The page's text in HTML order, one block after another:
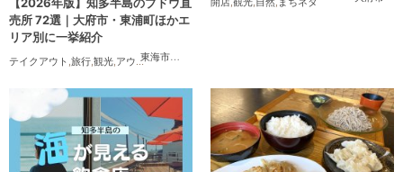
東海市
,大府市
売所 72選｜大府市・東浦町ほかエ
リア別に一挙紹介
テイクアウト ,旅行,観光,アウトドア , まちネタ